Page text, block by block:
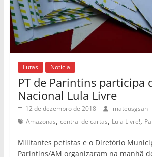
Lutas Notícia
PT de Parintins participa
Nacional Lula Livre
12 de dezembro de 2018 mateusgsan
Amazonas, central de cartas, Lula Livre!,
Militantes petistas e o Diretório
Parintins/AM organizaram na manhã